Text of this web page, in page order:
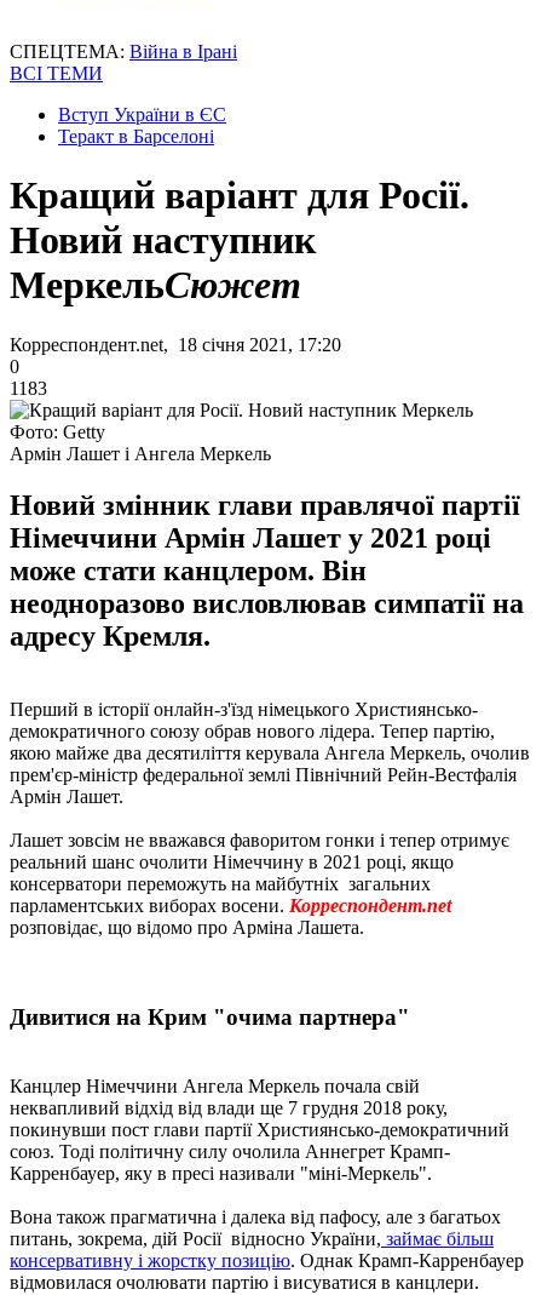
СПЕЦТЕМА: Війна в Ірані
ВСІ ТЕМИ
Вступ України в ЄС
Теракт в Барселоні
Кращий варіант для Росії.
Новий наступник
МеркельСюжет
Корреспондент.net, 18 січня 2021, 17:20
0
1183
Фото: Getty
Армін Лашет і Ангела Меркель
Новий змінник глави правлячої партії
Німеччини Армін Лашет у 2021 році
може стати канцлером. Він
неодноразово висловлював симпатії на
адресу Кремля.
Перший в історії онлайн-з'їзд німецького Християнсько-
демократичного союзу обрав нового лідера. Тепер партію,
якою майже два десятиліття керувала Ангела Меркель, очолив
прем'єр-міністр федеральної землі Північний Рейн-Вестфалія
Армін Лашет.
Лашет зовсім не вважався фаворитом гонки і тепер отримує
реальний шанс очолити Німеччину в 2021 році, якщо
консерватори переможуть на майбутніх загальних
парламентських виборах восени. Корреспондент.net
розповідає, що відомо про Арміна Лашета.
Дивитися на Крим "очима партнера"
Канцлер Німеччини Ангела Меркель почала свій
неквапливий відхід від влади ще 7 грудня 2018 року,
покинувши пост глави партії Християнсько-демократичний
союз. Тоді політичну силу очолила Аннегрет Крамп-
Карренбауер, яку в пресі називали "міні-Меркель".
Вона також прагматична і далека від пафосу, але з багатьох
питань, зокрема, дій Росії відносно України, займає більш
консервативну і жорстку позицію. Однак Крамп-Карренбауер
відмовилася очолювати партію і висуватися в канцлери.